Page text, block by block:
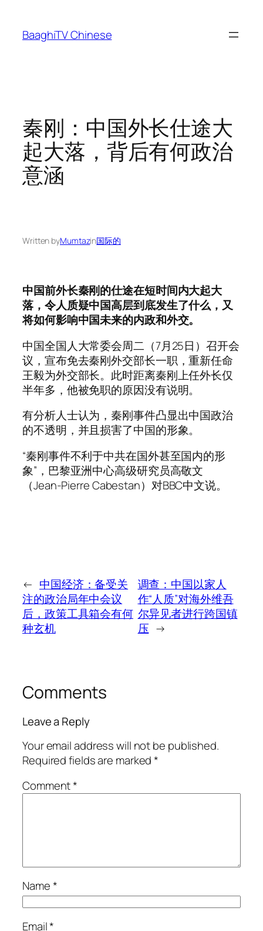
content
BaaghiTV Chinese
秦刚：中国外长仕途大
起大落，背后有何政治
意涵
Written byMumtazin国际的
中国前外长秦刚的仕途在短时间内大起大
落，令人质疑中国高层到底发生了什么，又
将如何影响中国未来的内政和外交。
中国全国人大常委会周二（7月25日）召开会
议，宣布免去秦刚外交部长一职，重新任命
王毅为外交部长。此时距离秦刚上任外长仅
半年多，他被免职的原因没有说明。
有分析人士认为，秦刚事件凸显出中国政治
的不透明，并且损害了中国的形象。
“秦刚事件不利于中共在国外甚至国内的形
象”，巴黎亚洲中心高级研究员高敬文
（Jean-Pierre Cabestan）对BBC中文说。
← 中国经济：备受关
注的政治局年中会议
后，政策工具箱会有何
种玄机
调查：中国以家人
作“人质”对海外维吾
尔异见者进行跨国镇
压 →
Comments
Leave a Reply
Your email address will not be published.
Required fields are marked*
Comment*
Name*
Email*